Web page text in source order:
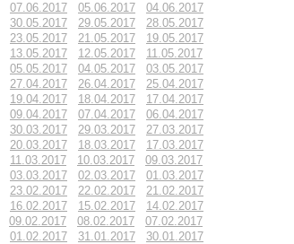
07.06.2017 05.06.2017
04.06.2017
30.05.2017 29.05.2017
28.05.2017
23.05.2017 21.05.2017
19.05.2017
13.05.2017 12.05.2017
11.05.2017
05.05.2017 04.05.2017
03.05.2017
27.04.2017 26.04.2017
25.04.2017
19.04.2017 18.04.2017
17.04.2017
09.04.2017 07.04.2017
06.04.2017
30.03.2017 29.03.2017
27.03.2017
20.03.2017 18.03.2017
17.03.2017
11.03.2017 10.03.2017
09.03.2017
03.03.2017 02.03.2017
01.03.2017
23.02.2017 22.02.2017
21.02.2017
16.02.2017 15.02.2017
14.02.2017
09.02.2017 08.02.2017
07.02.2017
01.02.2017 31.01.2017
30.01.2017